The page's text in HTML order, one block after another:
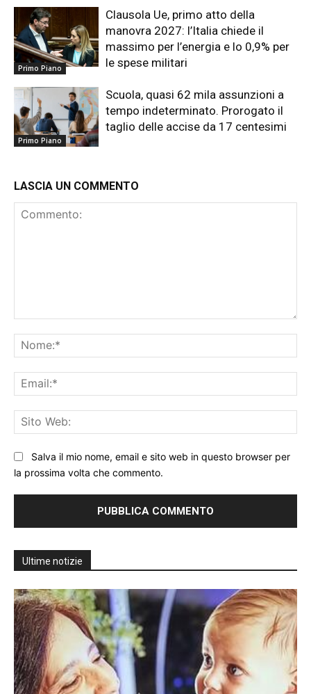
Primo Piano
Clausola Ue, primo atto della
manovra 2027: l’Italia chiede il
massimo per l’energia e lo 0,9% per
le spese militari
Primo Piano
Scuola, quasi 62 mila assunzioni a
tempo indeterminato. Prorogato il
taglio delle accise da 17 centesimi
LASCIA UN COMMENTO
Salva il mio nome, email e sito web in questo browser per
la prossima volta che commento.
Ultime notizie